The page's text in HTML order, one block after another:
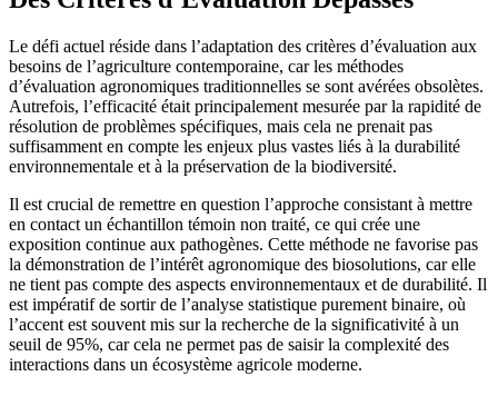
Le défi actuel réside dans l’adaptation des critères d’évaluation aux
besoins de l’agriculture contemporaine, car les méthodes
d’évaluation agronomiques traditionnelles se sont avérées obsolètes.
Autrefois, l’efficacité était principalement mesurée par la rapidité de
résolution de problèmes spécifiques, mais cela ne prenait pas
suffisamment en compte les enjeux plus vastes liés à la durabilité
environnementale et à la préservation de la biodiversité.
Il est crucial de remettre en question l’approche consistant à mettre
en contact un échantillon témoin non traité, ce qui crée une
exposition continue aux pathogènes. Cette méthode ne favorise pas
la démonstration de l’intérêt agronomique des biosolutions, car elle
ne tient pas compte des aspects environnementaux et de durabilité. Il
est impératif de sortir de l’analyse statistique purement binaire, où
l’accent est souvent mis sur la recherche de la significativité à un
seuil de 95%, car cela ne permet pas de saisir la complexité des
interactions dans un écosystème agricole moderne.